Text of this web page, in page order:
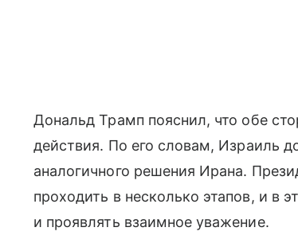
Дональд Трамп пояснил, что обе
действия. По его словам, Израиль
аналогичного решения Ирана.
проходить в несколько этапов, и в
и проявлять взаимное уважение.